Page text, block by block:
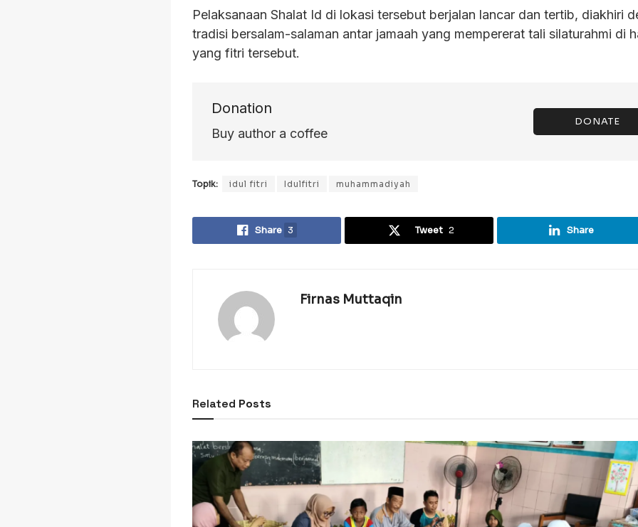
Pelaksanaan Shalat Id di lokasi tersebut berjalan lancar dan tertib, diakhiri
tradisi bersalam-salaman antar jamaah yang mempererat tali silaturahmi di
yang fitri tersebut.
Donation
Buy author a coffee
DONATE
Topik: idul fitri Idulfitri muhammadiyah
Share 3 Tweet 2 Share
Firnas Muttaqin
Related Posts